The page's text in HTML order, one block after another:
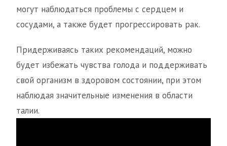
могут наблюдаться проблемы с сердцем и
сосудами, а также будет прогрессировать рак.
Придерживаясь таких рекомендаций, можно
будет избежать чувства голода и поддерживать
свой организм в здоровом состоянии, при этом
наблюдая значительные изменения в области
талии.